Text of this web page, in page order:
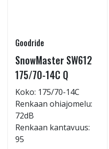
Goodride
SnowMaster SW612
175/70-14C Q
Koko: 175/70-14C
Renkaan ohiajomelu:
72dB
Renkaan kantavuus:
95